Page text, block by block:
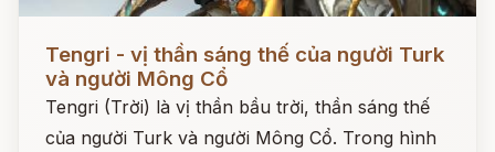
Tengri - vị thần sáng thế của người Turk
và người Mông Cổ
Tengri (Trời) là vị thần bầu trời, thần sáng thế
của người Turk và người Mông Cổ. Trong hình